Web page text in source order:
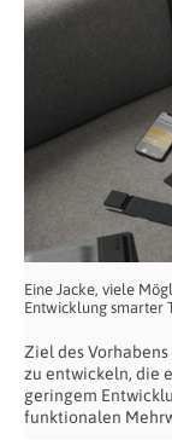
Eine Jacke, viele
Entwicklung smarter
Ziel des
zu entwickeln, die
geringem
funktionalen